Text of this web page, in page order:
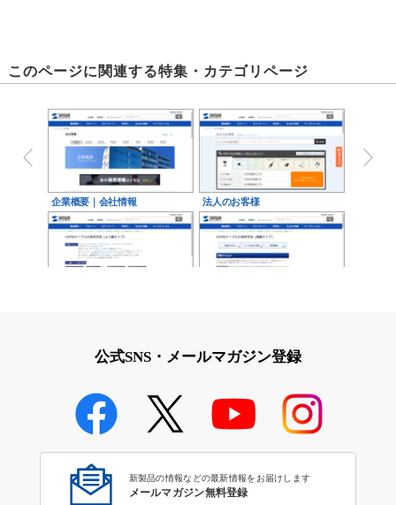
このページに関連する特集・カテゴリページ
企業概要｜会社情報 法人のお客様
事業所｜会社情報
公式SNS・メールマガジン登録
新製品の情報などの最新情報をお届けします
メールマガジン無料登録